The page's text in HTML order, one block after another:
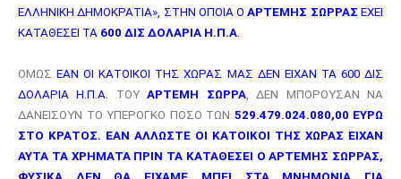
ΕΛΛΗΝΙΚΗ ΔΗΜΟΚΡΑΤΙΑ», ΣΤΗΝ ΟΠΟΙΑ ΟΑΡΤΕΜΗΣ ΣΩΡΡΑΣ ΕΧΕΙ
ΚΑΤΑΘΕΣΕΙ ΤΑ 600 ΔΙΣ ΔΟΛΑΡΙΑ Η.Π.Α.
ΟΜΩΣΕΑΝ ΟΙ ΚΑΤΟΙΚΟΙ ΤΗΣ ΧΩΡΑΣ ΜΑΣ ΔΕΝ ΕΙΧΑΝ ΤΑ 600 ΔΙΣ
ΔΟΛΑΡΙΑ Η.Π.Α. ΤΟΥΑΡΤΕΜΗ ΣΩΡΡΑ, ΔΕΝ ΜΠΟΡΟΥΣΑΝ ΝΑ
ΔΑΝΕΙΣΟΥΝ ΤΟ ΥΠΕΡΟΓΚΟ ΠΟΣΟ ΤΩΝ 529.479.024.080,00 ΕΥΡΩ
ΣΤΟ ΚΡΑΤΟΣ. ΕΑΝ ΑΛΛΩΣΤΕ ΟΙ ΚΑΤΟΙΚΟΙ ΤΗΣ ΧΩΡΑΣ ΕΙΧΑΝ
ΑΥΤΑ ΤΑ ΧΡΗΜΑΤΑ ΠΡΙΝ ΤΑ ΚΑΤΑΘΕΣΕΙ Ο ΑΡΤΕΜΗΣ ΣΩΡΡΑΣ,